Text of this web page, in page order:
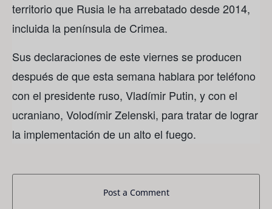
territorio que Rusia le ha arrebatado desde 2014,
incluida la península de Crimea.
Sus declaraciones de este viernes se producen
después de que esta semana hablara por teléfono
con el presidente ruso, Vladímir Putin, y con el
ucraniano, Volodímir Zelenski, para tratar de lograr
la implementación de un alto el fuego.
Post a Comment